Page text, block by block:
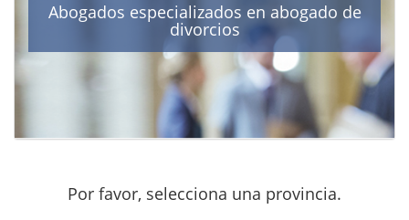
Abogados especializados en abogado de
divorcios
Por favor, selecciona una provincia.